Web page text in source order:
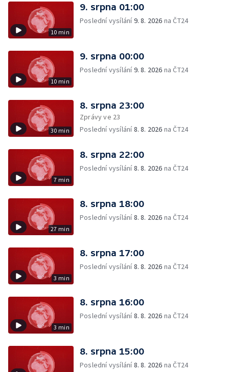
10 min
9. srpna 01:00
Poslední vysílání9. 8. 2026 na ČT24
10 min
9. srpna 00:00
Poslední vysílání9. 8. 2026 na ČT24
30 min
8. srpna 23:00
Zprávy ve 23
Poslední vysílání8. 8. 2026 na ČT24
7 min
8. srpna 22:00
Poslední vysílání8. 8. 2026 na ČT24
27 min
8. srpna 18:00
Poslední vysílání8. 8. 2026 na ČT24
3 min
8. srpna 17:00
Poslední vysílání8. 8. 2026 na ČT24
3 min
8. srpna 16:00
Poslední vysílání8. 8. 2026 na ČT24
8. srpna 15:00
Poslední vysílání8. 8. 2026 na ČT24